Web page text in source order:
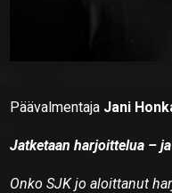
Päävalmentaja Jani
Jatketaan harjoittelua –
Onko SJK jo aloittanut